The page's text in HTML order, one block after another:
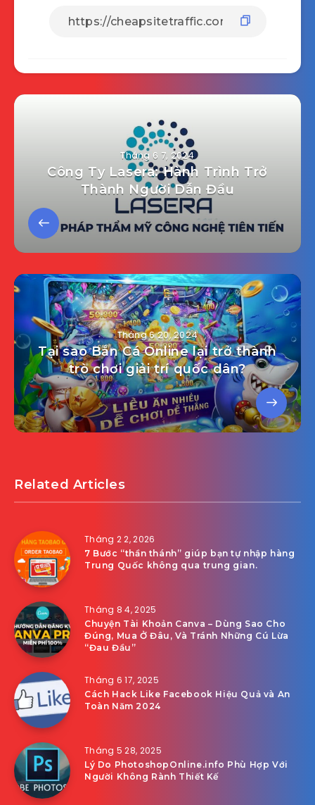
Tháng 6 7, 2024
Công Ty Lasera: Hành Trình Trở
Thành Người Dẫn Đầu
Tháng 6 20, 2024
Tại sao Bắn Cá Online lại trở thành
trò chơi giải trí quốc dân?
Related Articles
Tháng 2 2, 2026
7 Bước “thần thánh” giúp bạn tự nhập hàng
Trung Quốc không qua trung gian.
Tháng 8 4, 2025
Chuyện Tài Khoản Canva – Dùng Sao Cho
Đúng, Mua Ở Đâu, Và Tránh Những Cú Lừa
“Đau Đầu”
Tháng 6 17, 2025
Cách Hack Like Facebook Hiệu Quả và An
Toàn Năm 2024
Tháng 5 28, 2025
Lý Do PhotoshopOnline.info Phù Hợp Với
Người Không Rành Thiết Kế